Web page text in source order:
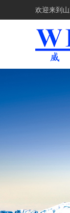
欢迎来到